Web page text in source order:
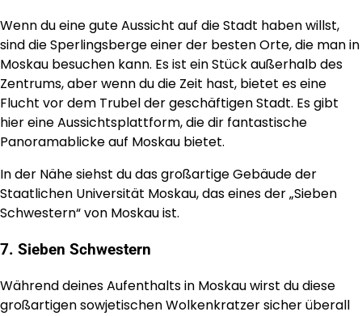
Wenn du eine gute Aussicht auf die Stadt haben willst,
sind die Sperlingsberge einer der besten Orte, die man in
Moskau besuchen kann. Es ist ein Stück außerhalb des
Zentrums, aber wenn du die Zeit hast, bietet es eine
Flucht vor dem Trubel der geschäftigen Stadt. Es gibt
hier eine Aussichtsplattform, die dir fantastische
Panoramablicke auf Moskau bietet.
In der Nähe siehst du das großartige Gebäude der
Staatlichen Universität Moskau, das eines der „Sieben
Schwestern“ von Moskau ist.
7. Sieben Schwestern
Während deines Aufenthalts in Moskau wirst du diese
großartigen sowjetischen Wolkenkratzer sicher überall